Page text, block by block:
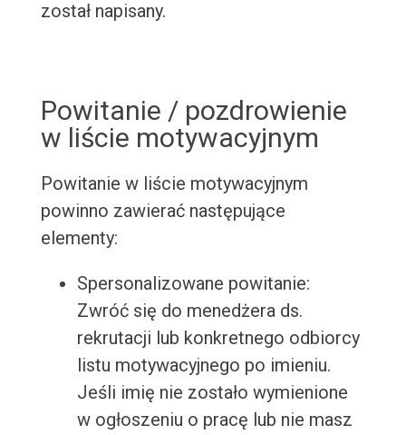
został napisany.
Powitanie / pozdrowienie
w liście motywacyjnym
Powitanie w liście motywacyjnym
powinno zawierać następujące
elementy:
Spersonalizowane powitanie:
Zwróć się do menedżera ds.
rekrutacji lub konkretnego odbiorcy
listu motywacyjnego po imieniu.
Jeśli imię nie zostało wymienione
w ogłoszeniu o pracę lub nie masz